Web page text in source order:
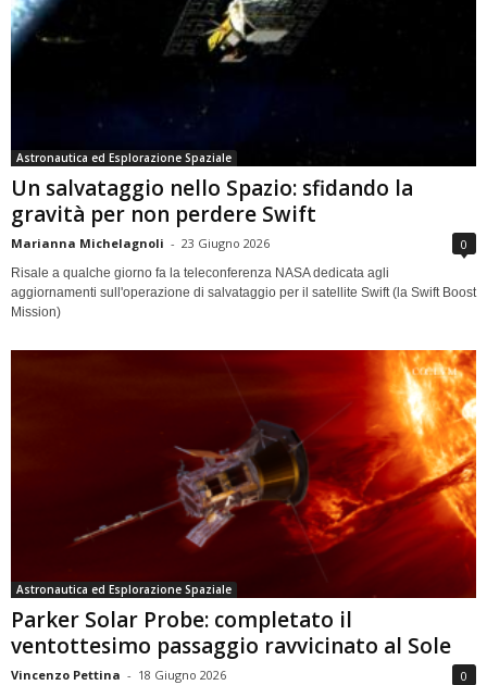
Astronautica ed Esplorazione Spaziale
Un salvataggio nello Spazio: sfidando la
gravità per non perdere Swift
Marianna Michelagnoli - 23 Giugno 2026 0
Risale a qualche giorno fa la teleconferenza NASA dedicata agli
aggiornamenti sull'operazione di salvataggio per il satellite Swift (la Swift Boost
Mission)
Astronautica ed Esplorazione Spaziale
Parker Solar Probe: completato il
ventottesimo passaggio ravvicinato al Sole
Vincenzo Pettina - 18 Giugno 2026 0